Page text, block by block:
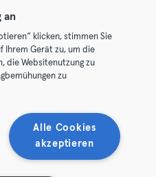
All rights reserved.
Verträge widerrufen
an
klicken, stimmen Sie
Ihrem Gerät zu, um die
die Websitenutzung zu
zu
Alle Cookies
akzeptieren